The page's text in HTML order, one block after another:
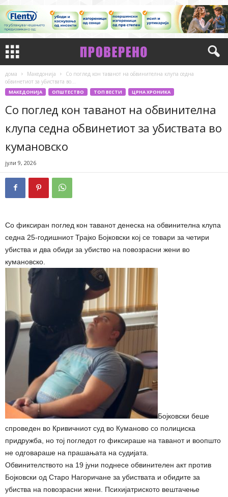
дома Македонија
Со поглед кон таванот на обвинителна клупа седна
обвинетиот за убиствата во...
МАКЕДОНИЈА ОПШТЕСТВО ТОП ВЕСТИ ЦРНА ХРОНИКА
Со поглед кон таванот на обвинителна
клупа седна обвинетиот за убиствата во
кумановско
јули 9, 2026
Со фиксиран поглед кон таванот денеска на обвинителна клупа
седна 25-годишниот Трајко Бојковски кој се товари за четири
убиства и два обиди за убиство на повозрасни жени во
кумановско.
Бојковски беше
спроведен во Кривичниот суд во Куманово со полициска
придружба, но тој погледот го фиксираше на таванот и воопшто
не одговараше на прашањата на судијата.
Обвинителството на 19 јуни поднесе обвинителен акт против
Бојковски од Старо Нагоричане за убиствата и обидите за
убиства на повозрасни жени. Психијатриското вештачење